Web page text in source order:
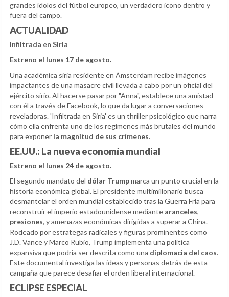
grandes ídolos del fútbol europeo, un verdadero icono dentro y
fuera del campo.
ACTUALIDAD
Infiltrada en Siria
Estreno el lunes 17 de agosto.
Una académica siria residente en Ámsterdam recibe imágenes
impactantes de una masacre civil llevada a cabo por un oficial del
ejército sirio. Al hacerse pasar por "Anna", establece una amistad
con él a través de Facebook, lo que da lugar a conversaciones
reveladoras. 'Infiltrada en Siria' es un thriller psicológico que narra
cómo ella enfrenta uno de los regímenes más brutales del mundo
para exponer la magnitud de sus crímenes.
EE.UU.: La nueva economía mundial
Estreno el lunes 24 de agosto.
El segundo mandato del dólar Trumpmarca un punto crucial en la
historia económica global. El presidente multimillonario busca
desmantelar el orden mundial establecido tras la Guerra Fría para
reconstruir el imperio estadounidense mediante aranceles,
presiones, y amenazas económicas dirigidas a superar a China.
Rodeado por estrategas radicales y figuras prominentes como
J.D. Vance y Marco Rubio, Trump implementa una política
expansiva que podría ser descrita como una diplomacia del caos.
Este documental investiga las ideas y personas detrás de esta
campaña que parece desafiar el orden liberal internacional.
ECLIPSE ESPECIAL